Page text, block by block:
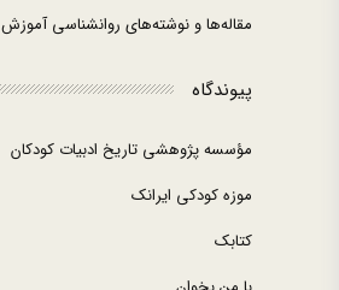
مقاله‌ها و نوشته‌های روانشناسی آموزش
پیوندگاه
مؤسسه پژوهشی تاریخ ادبیات کودکان
موزه کودکی ایرانک
کتابک